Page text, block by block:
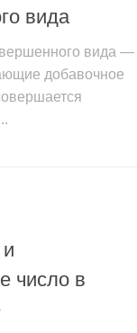
вида
вида —
добавочное
число в